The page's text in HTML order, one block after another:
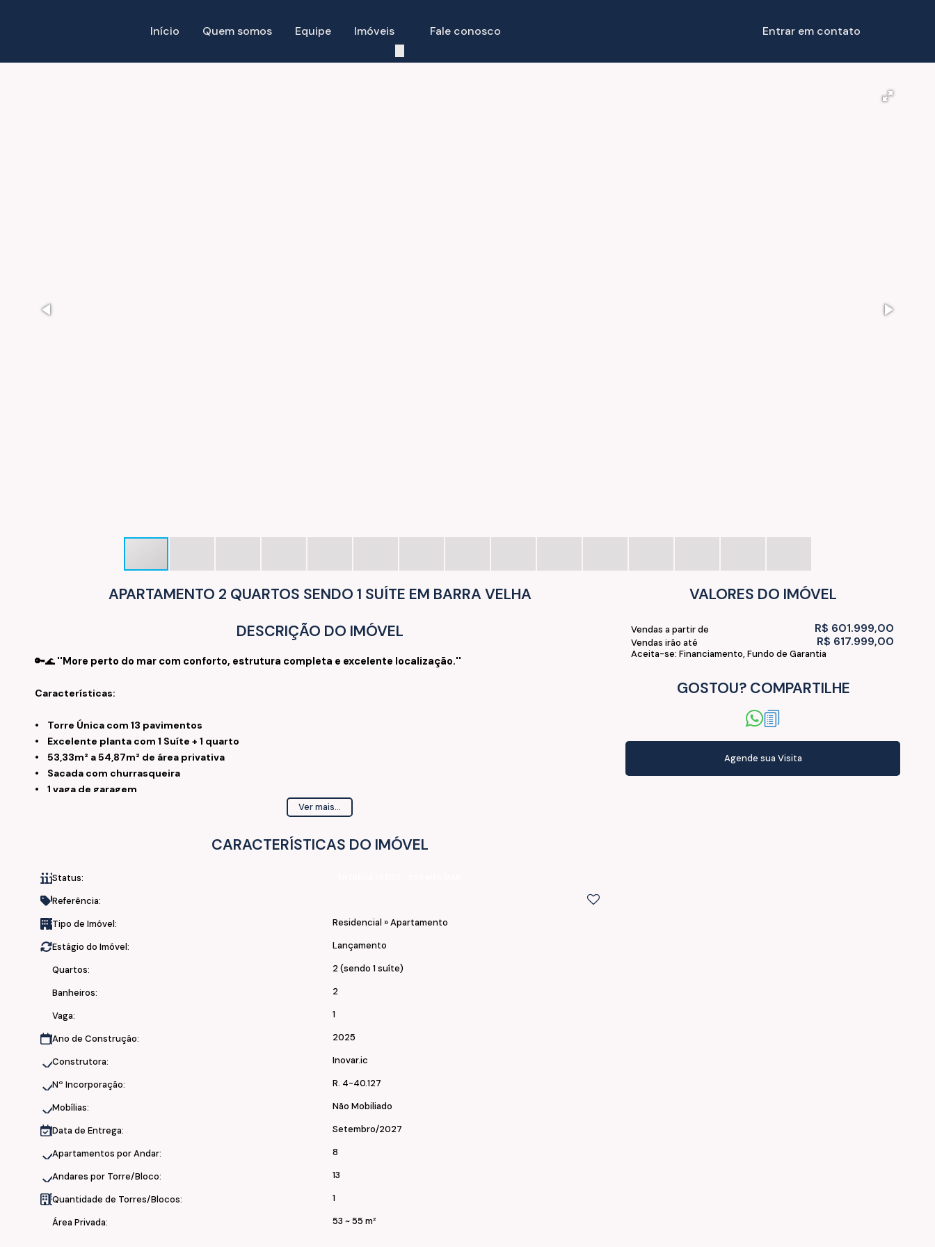
Entrar em contato
Fale conosco
Imóveis
Equipe
Quem somos
Início
APARTAMENTO 2 QUARTOS SENDO 1 SUÍTE EM BARRA VELHA
DESCRIÇÃO DO IMÓVEL
🔑🌊 ''More perto do mar com conforto, estrutura completa e excelente localização.''
Características:
• Torre Única com 13 pavimentos
• Excelente planta com 1 Suíte + 1 quarto
• 53,33m² a 54,87m² de área privativa
• Sacada com churrasqueira
• 1 vaga de garagem
•Infra para Split na sala e dormitórios
Áreas de lazer:
•Piscina adulto
Piscina Infantil
SalãoGourmet
Academia
•Brinquedoteca e Jogos
•Playground
Segurança e infraestrutura:
•2 elevadores
• Áreas de lazer equipadas e decoradas
• Próximo ao início do Novo Parque Linear, divida entre Itajuba e Balneário Piçarras e Br 101.
Ver mais...
CARACTERÍSTICAS DO IMÓVEL
Status:
Referência:
Tipo de Imóvel:
Residencial »Apartamento
Estágio do Imóvel: Lançamento
Quartos: 2 (sendo 1 suíte)
Banheiros: 2
Vaga: 1
Ano de Construção: 2025
Construtora: Inovar.ic
Nº Incorporação: R. 4-40.127
Mobílias: Não Mobiliado
Data de Entrega: Setembro/2027
Apartamentos por Andar: 8
Andares por Torre/Bloco: 13
Quantidade de Torres/Blocos: 1
Área Privada: 53 ~ 55 m²
VALORES DO IMÓVEL
R$ 601.999,00
Vendas a partir de
R$ 617.999,00
Vendas irão até
Aceita-se: Financiamento, Fundo de Garantia
GOSTOU? COMPARTILHE